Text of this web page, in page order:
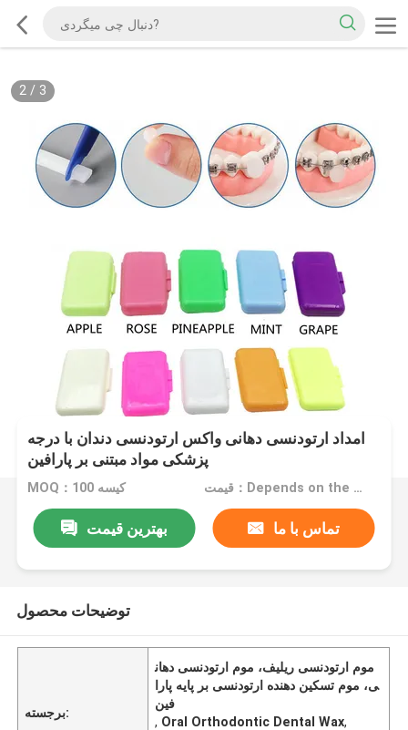
2/ 3
امداد ارتودنسی دهانی واکس ارتودنسی دندان با درجه
پزشکی مواد مبتنی بر پارافین
MOQ：100 کیسه قیمت：Depends on the order quantity
بهترین قیمت تماس با ما
توضیحات محصول
برجسته:
موم ارتودنسی ریلیف، موم ارتودنسی دهان
ی، موم تسکین دهنده ارتودنسی بر پایه پارا
فین
, Oral Orthodontic Dental Wax,